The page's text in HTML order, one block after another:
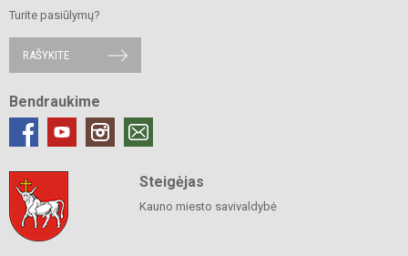
Turite pasiūlymų?
RAŠYKITE
Bendraukime
Steigėjas
Kauno miesto savivaldybė